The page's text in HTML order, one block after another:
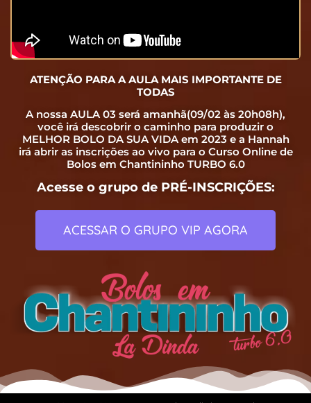
ATENÇÃO PARA A AULA MAIS IMPORTANTE DE
TODAS
A nossa AULA 03 será amanhã(09/02 às 20h08h),
você irá descobrir o caminho para produzir o
MELHOR BOLO DA SUA VIDA em 2023 e a Hannah
irá abrir as inscrições ao vivo para o Curso Online de
Bolos em Chantininho TURBO 6.0
Acesse o grupo de PRÉ-INSCRIÇÕES:
ACESSAR O GRUPO VIP AGORA